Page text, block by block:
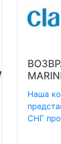
Наша
СНГ